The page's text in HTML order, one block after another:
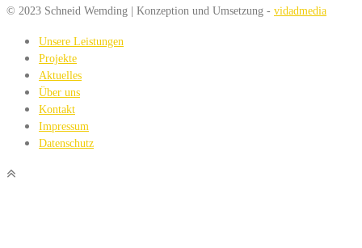
© 2023 Schneid Wemding | Konzeption und Umsetzung - vidadmedia
Unsere Leistungen
Projekte
Aktuelles
Über uns
Kontakt
Impressum
Datenschutz